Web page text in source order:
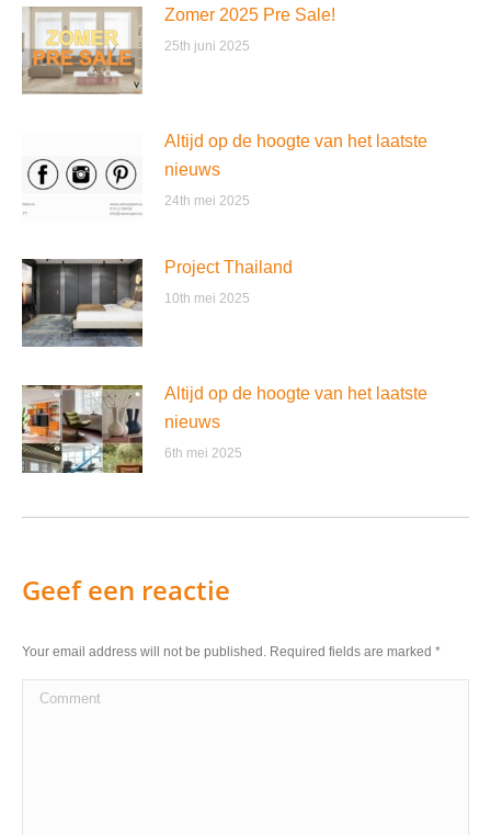
Zomer 2025 Pre Sale!
25th juni 2025
Altijd op de hoogte van het laatste
nieuws
24th mei 2025
Project Thailand
10th mei 2025
Altijd op de hoogte van het laatste
nieuws
6th mei 2025
Geef een reactie
Your email address will not be published. Required fields are marked *
Comment